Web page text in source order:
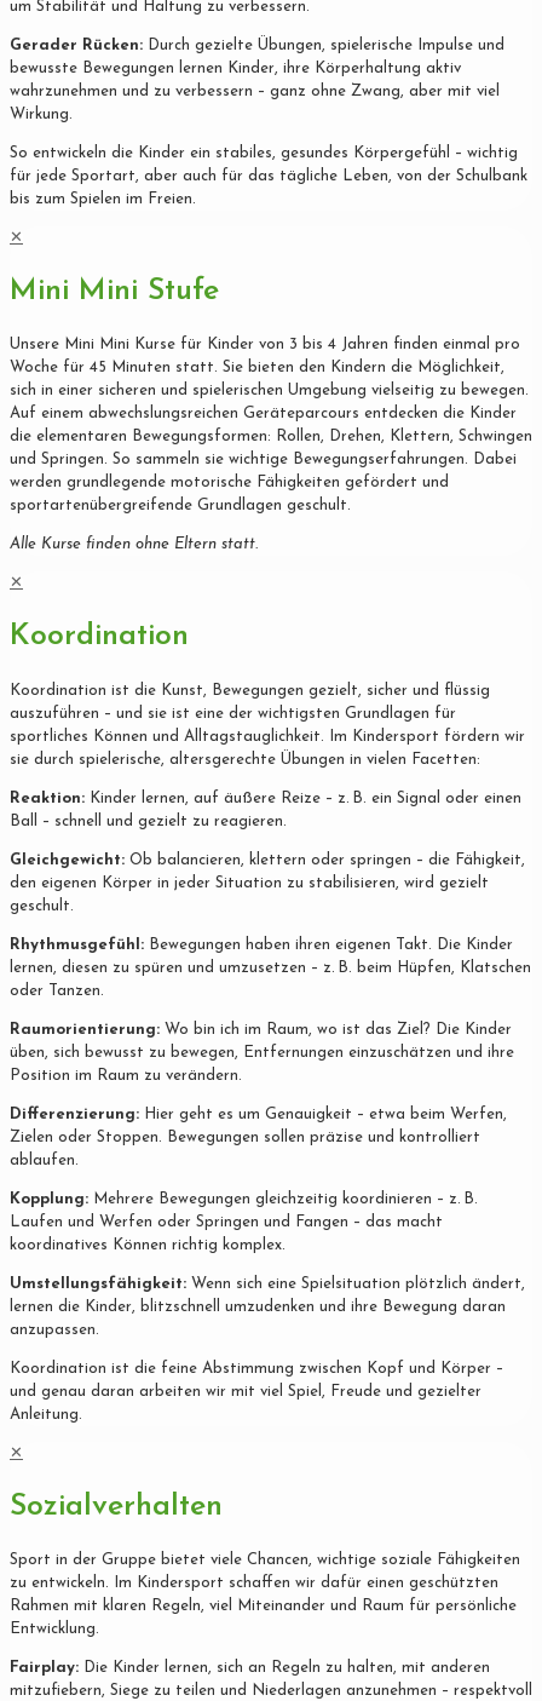
um Stabilität und Haltung zu verbessern.
Gerader Rücken: Durch gezielte Übungen, spielerische Impulse und
bewusste Bewegungen lernen Kinder, ihre Körperhaltung aktiv
wahrzunehmen und zu verbessern – ganz ohne Zwang, aber mit viel
Wirkung.
So entwickeln die Kinder ein stabiles, gesundes Körpergefühl – wichtig
für jede Sportart, aber auch für das tägliche Leben, von der Schulbank
bis zum Spielen im Freien.
✕
Mini Mini Stufe
Unsere Mini Mini Kurse für Kinder von 3 bis 4 Jahren finden einmal pro
Woche für 45 Minuten statt. Sie bieten den Kindern die Möglichkeit,
sich in einer sicheren und spielerischen Umgebung vielseitig zu bewegen.
Auf einem abwechslungsreichen Geräteparcours entdecken die Kinder
die elementaren Bewegungsformen: Rollen, Drehen, Klettern, Schwingen
und Springen. So sammeln sie wichtige Bewegungserfahrungen. Dabei
werden grundlegende motorische Fähigkeiten gefördert und
sportartenübergreifende Grundlagen geschult.
Alle Kurse finden ohne Eltern statt.
✕
Koordination
Koordination ist die Kunst, Bewegungen gezielt, sicher und flüssig
auszuführen – und sie ist eine der wichtigsten Grundlagen für
sportliches Können und Alltagstauglichkeit. Im Kindersport fördern wir
sie durch spielerische, altersgerechte Übungen in vielen Facetten:
Reaktion: Kinder lernen, auf äußere Reize – z. B. ein Signal oder einen
Ball – schnell und gezielt zu reagieren.
Gleichgewicht: Ob balancieren, klettern oder springen – die Fähigkeit,
den eigenen Körper in jeder Situation zu stabilisieren, wird gezielt
geschult.
Rhythmusgefühl: Bewegungen haben ihren eigenen Takt. Die Kinder
lernen, diesen zu spüren und umzusetzen – z. B. beim Hüpfen, Klatschen
oder Tanzen.
Raumorientierung: Wo bin ich im Raum, wo ist das Ziel? Die Kinder
üben, sich bewusst zu bewegen, Entfernungen einzuschätzen und ihre
Position im Raum zu verändern.
Differenzierung: Hier geht es um Genauigkeit – etwa beim Werfen,
Zielen oder Stoppen. Bewegungen sollen präzise und kontrolliert
ablaufen.
Kopplung: Mehrere Bewegungen gleichzeitig koordinieren – z. B.
Laufen und Werfen oder Springen und Fangen – das macht
koordinatives Können richtig komplex.
Umstellungsfähigkeit: Wenn sich eine Spielsituation plötzlich ändert,
lernen die Kinder, blitzschnell umzudenken und ihre Bewegung daran
anzupassen.
Koordination ist die feine Abstimmung zwischen Kopf und Körper –
und genau daran arbeiten wir mit viel Spiel, Freude und gezielter
Anleitung.
✕
Sozialverhalten
Sport in der Gruppe bietet viele Chancen, wichtige soziale Fähigkeiten
zu entwickeln. Im Kindersport schaffen wir dafür einen geschützten
Rahmen mit klaren Regeln, viel Miteinander und Raum für persönliche
Entwicklung.
Fairplay: Die Kinder lernen, sich an Regeln zu halten, mit anderen
mitzufiebern, Siege zu teilen und Niederlagen anzunehmen – respektvoll